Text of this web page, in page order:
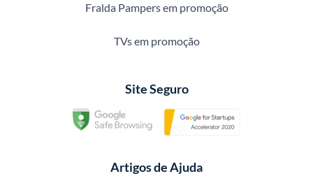
Fralda Pampers em promoção
TVs em promoção
Site Seguro
Artigos de Ajuda